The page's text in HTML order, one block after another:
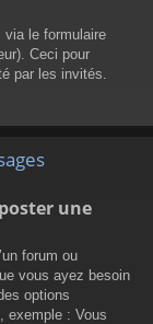
via le formulaire
Ceci pour
par les invités.
une
forum ou
vous ayez besoin
options
exemple : Vous